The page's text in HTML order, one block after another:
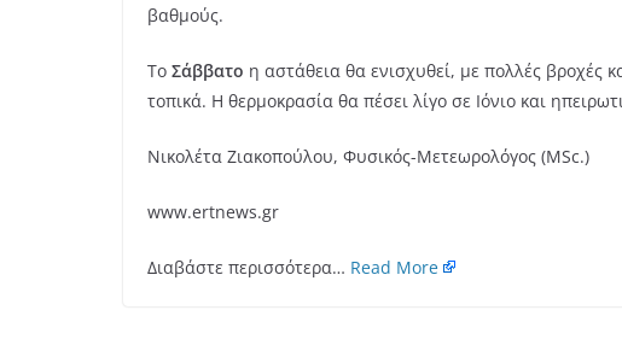
βαθμούς.
Το Σάββατο η αστάθεια θα ενισχυθεί, με πολλές βροχές
τοπικά. Η θερμοκρασία θα πέσει λίγο σε Ιόνιο και
Νικολέτα Ζιακοπούλου, Φυσικός-Μετεωρολόγος (ΜSc.)
www.ertnews.gr
Διαβάστε περισσότερα… Read More